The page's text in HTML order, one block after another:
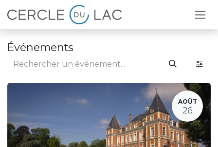
Se rendre au contenu
Événements
AOÛT
26